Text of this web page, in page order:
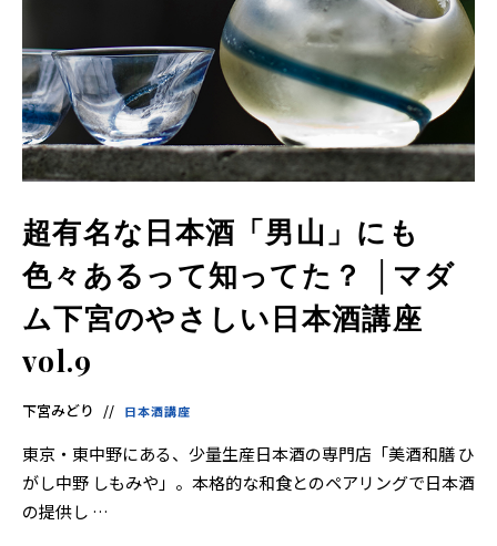
超有名な日本酒「男山」にも
色々あるって知ってた？ │マダ
ム下宮のやさしい日本酒講座
vol.9
下宮みどり 日本酒講座
東京・東中野にある、少量生産日本酒の専門店「美酒和膳 ひ
がし中野 しもみや」。本格的な和食とのペアリングで日本酒
の提供し …